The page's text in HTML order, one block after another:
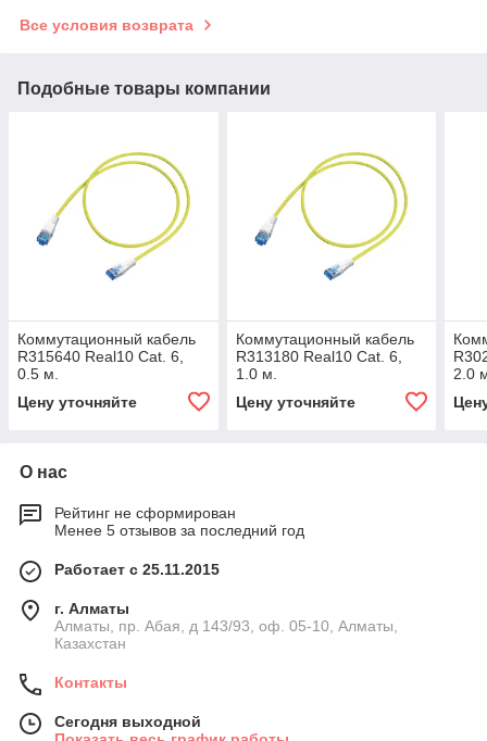
Все условия возврата
Подобные товары компании
Коммутационный кабель
R315640 Real10 Cat. 6,
0.5 м.
Цену уточняйте
Коммутационный кабель
R313180 Real10 Cat. 6,
1.0 м.
Цену уточняйте
2.0
О нас
Рейтинг не сформирован
Менее 5 отзывов за последний год
Работает с 25.11.2015
г. Алматы
Алматы, пр. Абая, д 143/93, оф. 05-10, Алматы,
Казахстан
Контакты
Сегодня выходной